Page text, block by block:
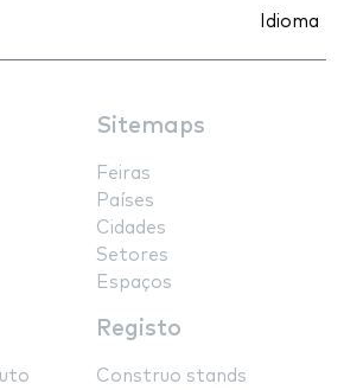
Idioma
Sitemaps
Feiras
Países
Cidades
Setores
Espaços
Registo
Construo stands